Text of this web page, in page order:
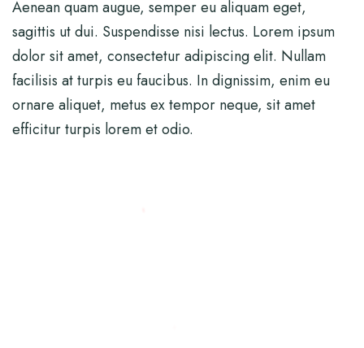
Aenean quam augue, semper eu aliquam eget,
sagittis ut dui. Suspendisse nisi lectus. Lorem ipsum
dolor sit amet, consectetur adipiscing elit. Nullam
facilisis at turpis eu faucibus. In dignissim, enim eu
ornare aliquet, metus ex tempor neque, sit amet
efficitur turpis lorem et odio.